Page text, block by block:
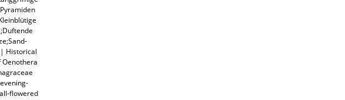
Historical
flowered